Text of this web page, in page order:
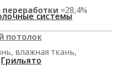
потолок
системы
Грильято
≈28,4%
влажная ткань,